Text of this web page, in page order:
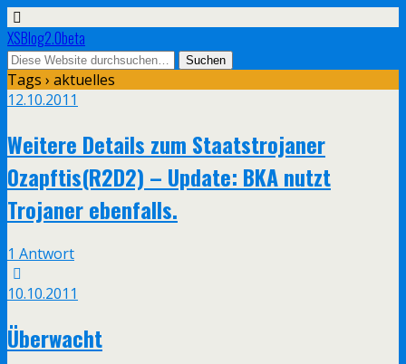
XSBlog2.0beta
Tags › aktuelles
12.10.2011
Weitere Details zum Staatstrojaner
0zapftis(R2D2) – Update: BKA nutzt
Trojaner ebenfalls.
1 Antwort
10.10.2011
Überwacht